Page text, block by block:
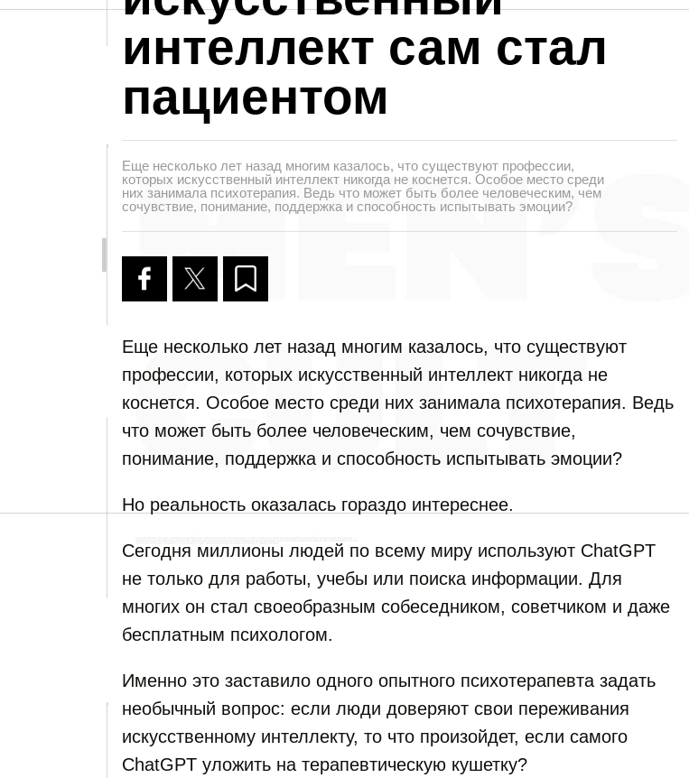
интеллект сам стал
пациентом
Еще несколько лет назад многим казалось, что существуют профессии,
которых искусственный интеллект никогда не коснется. Особое место среди
них занимала психотерапия. Ведь что может быть более человеческим, чем
сочувствие, понимание, поддержка и способность испытывать эмоции?
Еще несколько лет назад многим казалось, что существуют
профессии, которых искусственный интеллект никогда не
коснется. Особое место среди них занимала психотерапия. Ведь
что может быть более человеческим, чем сочувствие,
понимание, поддержка и способность испытывать эмоции?
Но реальность оказалась гораздо интереснее.
Сегодня миллионы людей по всему миру используют ChatGPT
не только для работы, учебы или поиска информации. Для
многих он стал своеобразным собеседником, советчиком и даже
бесплатным психологом.
Именно это заставило одного опытного психотерапевта задать
необычный вопрос: если люди доверяют свои переживания
искусственному интеллекту, то что произойдет, если самого
ChatGPT уложить на терапевтическую кушетку?